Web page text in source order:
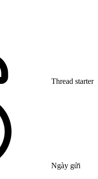
Thread starter
Ngày gửi